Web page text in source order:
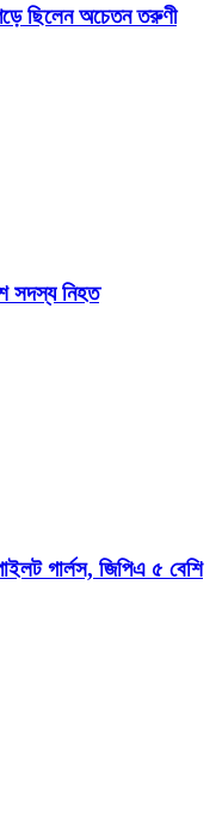
ছিলেন অচেতন তরুণী
সদস্য নিহত
গার্লস, জিপিএ ৫ বেশি